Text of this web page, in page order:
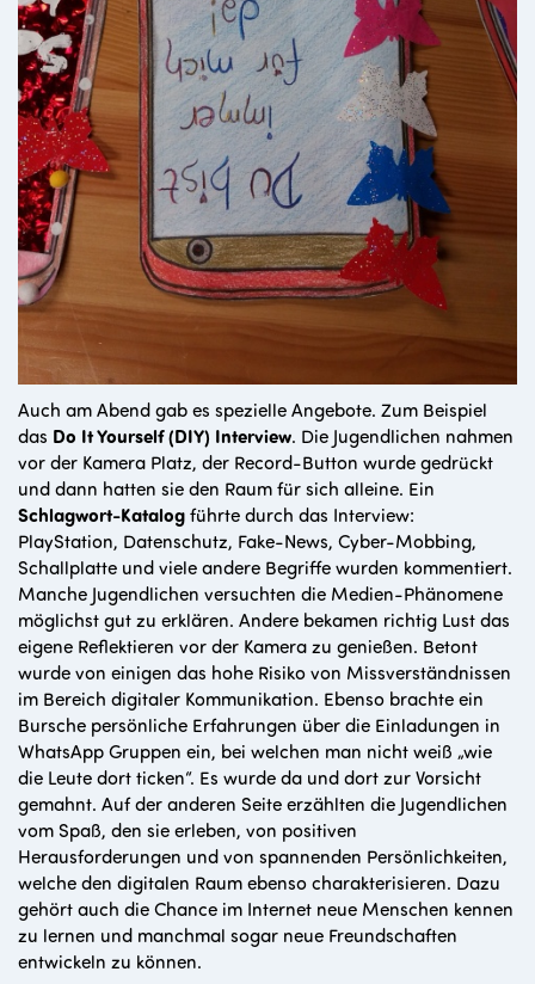
Auch am Abend gab es spezielle Angebote. Zum Beispiel
das Do It Yourself (DIY) Interview. Die Jugendlichen nahmen
vor der Kamera Platz, der Record-Button wurde gedrückt
und dann hatten sie den Raum für sich alleine. Ein
Schlagwort-Katalogführte durch das Interview:
PlayStation, Datenschutz, Fake-News, Cyber-Mobbing,
Schallplatte und viele andere Begriffe wurden kommentiert.
Manche Jugendlichen versuchten die Medien-Phänomene
möglichst gut zu erklären. Andere bekamen richtig Lust das
eigene Reflektieren vor der Kamera zu genießen. Betont
wurde von einigen das hohe Risiko von Missverständnissen
im Bereich digitaler Kommunikation. Ebenso brachte ein
Bursche persönliche Erfahrungen über die Einladungen in
WhatsApp Gruppen ein, bei welchen man nicht weiß „wie
die Leute dort ticken“. Es wurde da und dort zur Vorsicht
gemahnt. Auf der anderen Seite erzählten die Jugendlichen
vom Spaß, den sie erleben, von positiven
Herausforderungen und von spannenden Persönlichkeiten,
welche den digitalen Raum ebenso charakterisieren. Dazu
gehört auch die Chance im Internet neue Menschen kennen
zu lernen und manchmal sogar neue Freundschaften
entwickeln zu können.